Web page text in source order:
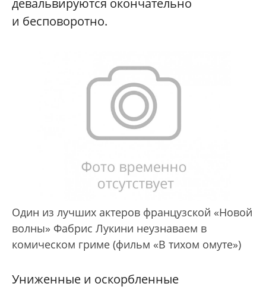
и бесповоротно.
Один из лучших актеров французской «Новой
волны» Фабрис Лукини неузнаваем в
комическом гриме (фильм «В тихом омуте»)
Униженные и оскорбленные